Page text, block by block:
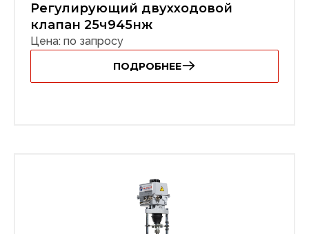
Регулирующий двухходовой
клапан 25ч945нж
Цена: по запросу
ПОДРОБНЕЕ